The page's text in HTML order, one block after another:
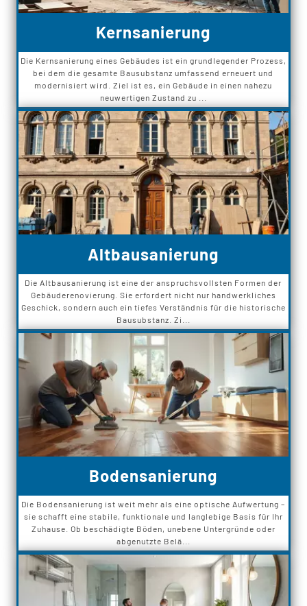
Kernsanierung
Die Kernsanierung eines Gebäudes ist ein grundlegender Prozess,
bei dem die gesamte Bausubstanz umfassend erneuert und
modernisiert wird. Ziel ist es, ein Gebäude in einen nahezu
neuwertigen Zustand zu ...
Altbausanierung
Die Altbausanierung ist eine der anspruchsvollsten Formen der
Gebäuderenovierung. Sie erfordert nicht nur handwerkliches
Geschick, sondern auch ein tiefes Verständnis für die historische
Bausubstanz. Zi...
Bodensanierung
Die Bodensanierung ist weit mehr als eine optische Aufwertung –
sie schafft eine stabile, funktionale und langlebige Basis für Ihr
Zuhause. Ob beschädigte Böden, unebene Untergründe oder
abgenutzte Belä...